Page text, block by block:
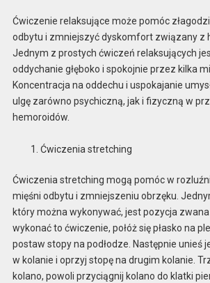
Ćwiczenie relaksujące może pomóc
odbytu i zmniejszyć dyskomfort związany z
Jednym z prostych ćwiczeń relaksujących
oddychanie głęboko i spokojnie przez kilka
Koncentracja na oddechu i uspokajanie
ulgę zarówno psychiczną, jak i fizyczną w
hemoroidów.
Ćwiczenia stretching
Ćwiczenia stretching mogą pomóc w
mięśni odbytu i zmniejszeniu obrzęku.
który można wykonywać, jest pozycja zwana
wykonać to ćwiczenie, połóż się płasko na
postaw stopy na podłodze. Następnie unieś
w kolanie i oprzyj stopę na drugim kolanie.
kolano, powoli przyciągnij kolano do klatki